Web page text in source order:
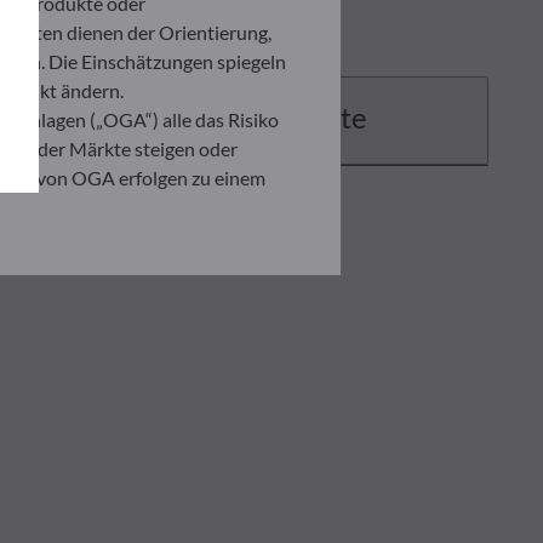
Dokumente
dienen der Orientierung,
Die Einschätzungen spiegeln
ändern.
Anlagen („OGA“) alle das Risiko
der Märkte steigen oder
von OGA erfolgen zu einem
Anlage, die auf der
der vorliegenden
jeden Anlegers abhängig.